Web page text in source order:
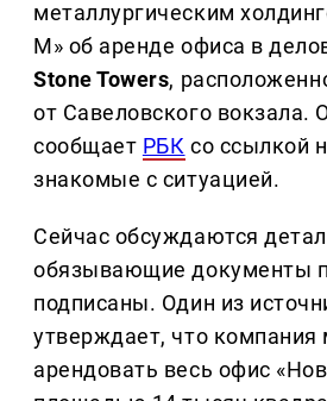
металлургическим
М» об аренде офиса в
Stone Towers,
от Савеловского вокзала.
сообщает РБК со ссылкой
знакомые с ситуацией.
Сейчас обсуждаются
обязывающие документы
подписаны. Один из
утверждает, что
арендовать весь офис